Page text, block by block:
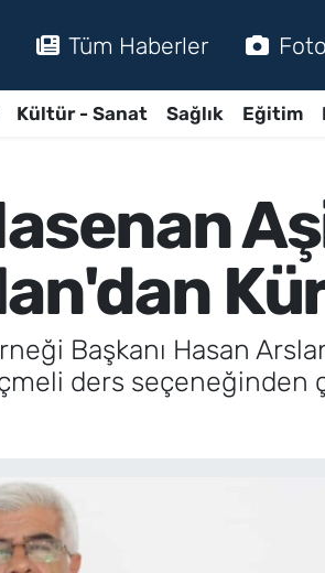
Tüm Haberler
Kültür - Sanat Sağlık Eğitim
Başkanı Hasan
ders seçeneğinden